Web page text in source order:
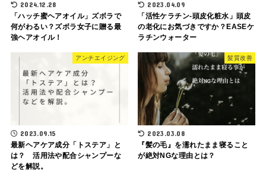
2024.12.28
「ハッチ蜜ヘアオイル」ズボラで
何がわるい？ズボラ女子に贈る最
強ヘアオイル！
2023.04.09
「活性ケラチン-頭皮化粧水」頭皮
の老化にお気づきですか？EASEケ
ラチンウォーター
アンチエイジング
2023.09.15
最新ヘアケア成分「トステア」と
は？ 活用法や配合シャンプーな
どを解説。
髪質改善
2023.03.08
『髪の毛』を濡れたまま寝ること
が絶対NGな理由とは？